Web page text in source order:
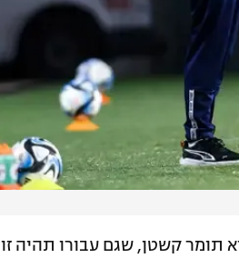
תומר קשטן, שגם עבורו תהיה זו